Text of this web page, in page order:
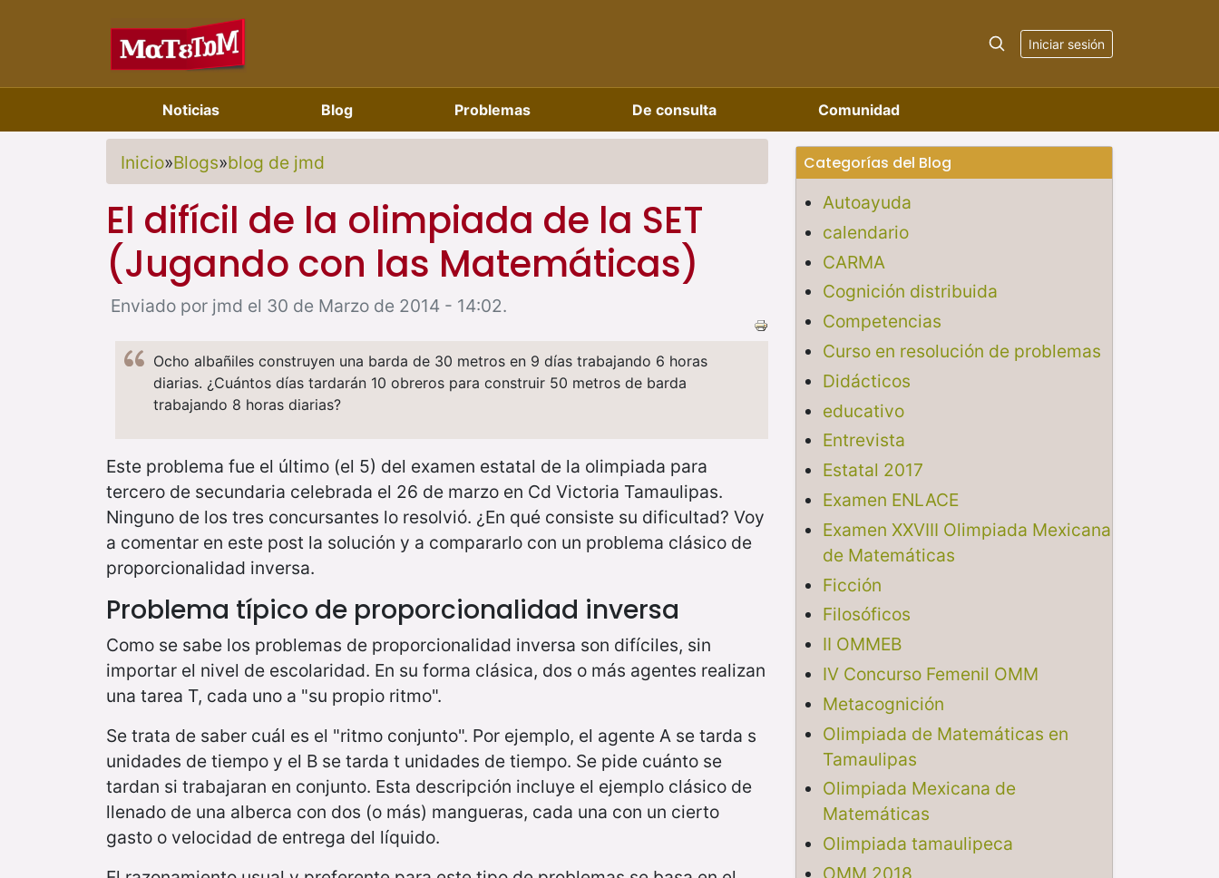
Iniciar sesión
Noticias Blog Problemas De consulta Comunidad
Inicio»Blogs»blog de jmd
El difícil de la olimpiada de la SET
(Jugando con las Matemáticas)
Enviado por jmd el 30 de Marzo de 2014 - 14:02.
Ocho albañiles construyen una barda de 30 metros en 9 días trabajando 6 horas
diarias. ¿Cuántos días tardarán 10 obreros para construir 50 metros de barda
trabajando 8 horas diarias?
Este problema fue el último (el 5) del examen estatal de la olimpiada para
tercero de secundaria celebrada el 26 de marzo en Cd Victoria Tamaulipas.
Ninguno de los tres concursantes lo resolvió. ¿En qué consiste su dificultad? Voy
a comentar en este post la solución y a compararlo con un problema clásico de
proporcionalidad inversa.
Problema típico de proporcionalidad inversa
Como se sabe los problemas de proporcionalidad inversa son difíciles, sin
importar el nivel de escolaridad. En su forma clásica, dos o más agentes realizan
una tarea T, cada uno a "su propio ritmo".
Se trata de saber cuál es el "ritmo conjunto". Por ejemplo, el agente A se tarda s
unidades de tiempo y el B se tarda t unidades de tiempo. Se pide cuánto se
tardan si trabajaran en conjunto. Esta descripción incluye el ejemplo clásico de
llenado de una alberca con dos (o más) mangueras, cada una con un cierto
gasto o velocidad de entrega del líquido.
Categorías del Blog
Autoayuda
calendario
CARMA
Cognición distribuida
Competencias
Curso en resolución de problemas
Didácticos
educativo
Entrevista
Estatal 2017
Examen ENLACE
Examen XXVIII Olimpiada Mexicana
de Matemáticas
Ficción
Filosóficos
II OMMEB
IV Concurso Femenil OMM
Metacognición
Olimpiada de Matemáticas en
Tamaulipas
Olimpiada Mexicana de
Matemáticas
Olimpiada tamaulipeca
OMM 2018